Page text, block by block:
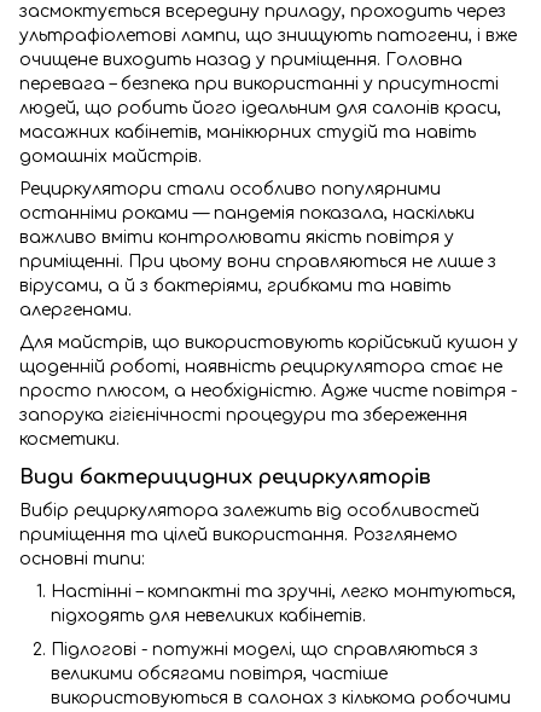
засмоктується всередину приладу, проходить через
ультрафіолетові лампи, що знищують патогени, і вже
очищене виходить назад у приміщення. Головна
перевага – безпека при використанні у присутності
людей, що робить його ідеальним для салонів краси,
масажних кабінетів, манікюрних студій та навіть
домашніх майстрів.
Рециркулятори стали особливо популярними
останніми роками — пандемія показала, наскільки
важливо вміти контролювати якість повітря у
приміщенні. При цьому вони справляються не лише з
вірусами, а й з бактеріями, грибками та навіть
алергенами.
Для майстрів, що використовують корійський кушон у
щоденній роботі, наявність рециркулятора стає не
просто плюсом, а необхідністю. Адже чисте повітря -
запорука гігієнічності процедури та збереження
косметики.
Види бактерицидних рециркуляторів
Вибір рециркулятора залежить від особливостей
приміщення та цілей використання. Розглянемо
основні типи:
Настінні – компактні та зручні, легко монтуються,
підходять для невеликих кабінетів.
Підлогові - потужні моделі, що справляються з
великими обсягами повітря, частіше
використовуються в салонах з кількома робочими